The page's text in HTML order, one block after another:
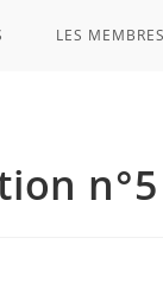
LES MEMBRES
n°5